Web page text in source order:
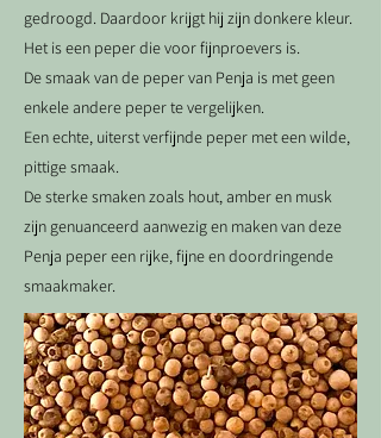
gedroogd. Daardoor krijgt hij zijn donkere kleur.
Het is een peper die voor fijnproevers is.
De smaak van de peper van Penja is met geen
enkele andere peper te vergelijken.
Een echte, uiterst verfijnde peper met een wilde,
pittige smaak.
De sterke smaken zoals hout, amber en musk
zijn genuanceerd aanwezig en maken van deze
Penja peper een rijke, fijne en doordringende
smaakmaker.